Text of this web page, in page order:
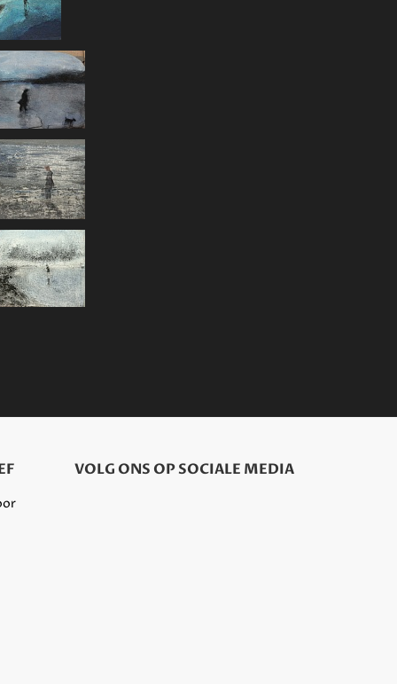
VOLG ONS OP SOCIALE MEDIA